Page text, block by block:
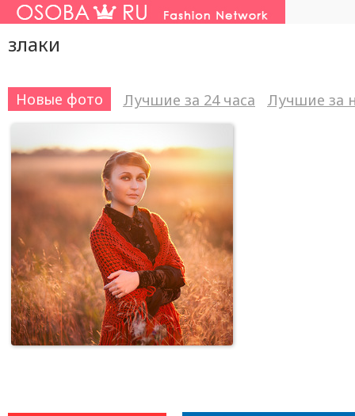
злаки
Новые фото Лучшие за 24 часа Лучшие за